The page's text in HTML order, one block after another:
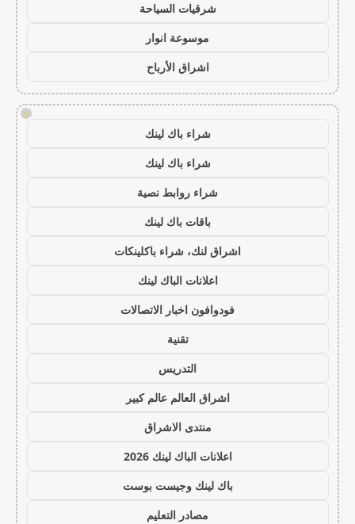
شرقيات السياحة
موسوعة انوار
اشراق الأرباح
!
شراء باك لينك
شراء باك لينك
شراء روابط نصية
باقات باك لينك
اشراق لنك، شراء باكلينكات
اعلانات الباك لينك
فودوافون اخبار الاتصالات
تقنية
التدريس
اشراق العالم عالم كبير
منتدى الاشراق
اعلانات الباك لينك 2026
باك لينك وجيست بوست
مصادر التعليم